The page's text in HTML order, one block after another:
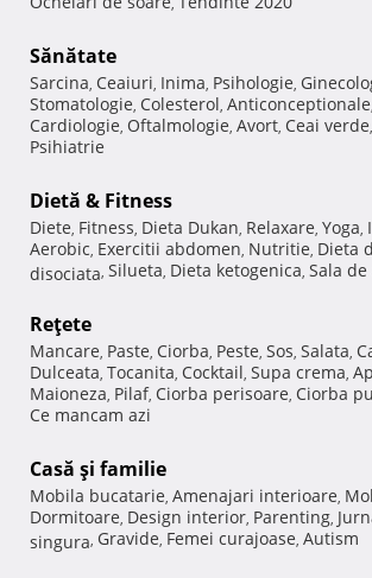
Sănătate
Sarcina, Ceaiuri, Inima, Psihologie,
Stomatologie, Colesterol, Anticonceptionale,
Cardiologie, Oftalmologie, Avort, Ceai verde,
Psihiatrie
Dietă & Fitness
Diete, Fitness, Dieta Dukan, Relaxare, Yoga,
Aerobic, Exercitii abdomen, Nutritie, Dieta
disociata, Silueta, Dieta ketogenica, Sala de
Reţete
Mancare, Paste, Ciorba, Peste, Sos, Salata,
Dulceata, Tocanita, Cocktail, Supa crema,
Maioneza, Pilaf, Ciorba perisoare, Ciorba
Ce mancam azi
Casă şi familie
Mobila bucatarie, Amenajari interioare,
Dormitoare, Design interior, Parenting,
singura, Gravide, Femei curajoase, Autism